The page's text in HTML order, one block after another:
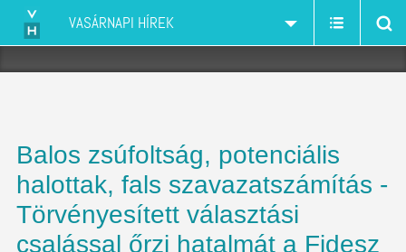
VASÁRNAPI HÍREK
Balos zsúfoltság, potenciális
halottak, fals szavazatszámítás -
Törvényesített választási
csalással őrzi hatalmát a Fidesz